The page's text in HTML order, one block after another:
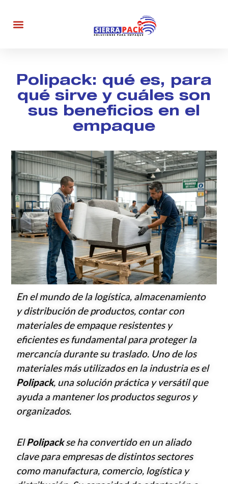
Polipack: qué es, para
qué sirve y cuáles son
sus beneficios en el
empaque
En el mundo de la logística, almacenamiento
y distribución de productos, contar con
materiales de empaque resistentes y
eficientes es fundamental para proteger la
mercancía durante su traslado. Uno de los
materiales más utilizados en la industria es el
Polipack, una solución práctica y versátil que
ayuda a mantener los productos seguros y
organizados.
ElPolipackse ha convertido en un aliado
clave para empresas de distintos sectores
como manufactura, comercio, logística y